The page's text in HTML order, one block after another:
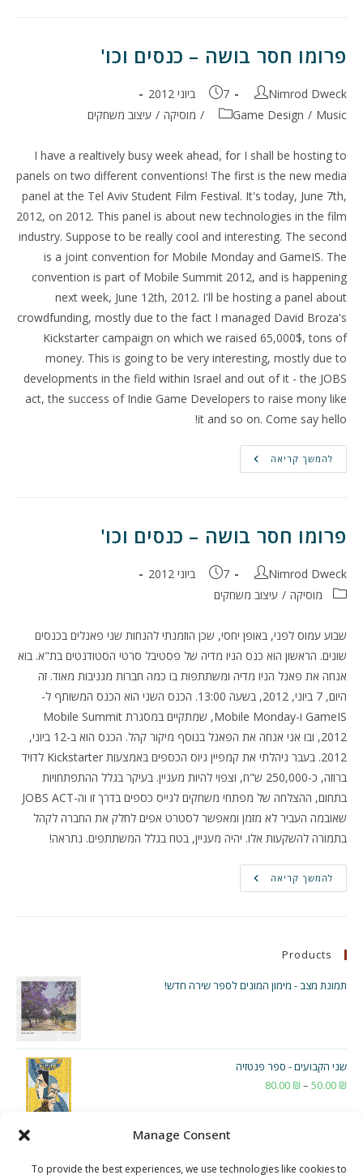
Manage Consent
To provide the best experiences, we use technologies like cookies to
רשמים
פרומו חסר בושה – כנסים וכו'
מחבר:
Nimrod Dweck פורסם:
7 ביוני 2012
קטגוריה: Game Design / Music
/ מוסיקה / עיצוב משחקים
I have a realtively busy week ahead, for I shall be hosting to
panels on two different conventions! The first is the new media
panel at the Tel Aviv Student Film Festival. It's today, June 7th,
2012, on 2012. This panel is about new technologies in the film
industry. Suppose to be really cool and interesting. The second
is a joint convention for Mobile Monday and GameIS. The
convention is part of Mobile Summit 2012, and is happening
next week, June 12th, 2012. I'll be hosting a panel about
crowdfunding, mostly due to the fact I managed David Broza's
Kickstarter campaign on which we raised 65,000$, tons of
money. This is going to be very interesting, mostly due to
developments in the field within Israel and out of it - the JOBS
act, the success of Indie Game Developers to raise mony like
it and so on. Come say hello!
להמשך קריאה פרומו
חסר
פרומו חסר בושה – כנסים וכו'
מחבר:
Nimrod Dweck פורסם:
7 ביוני 2012
קטגוריה:מוסיקה / עיצוב משחקים
שבוע עמוס לפני, באופן יחסי, שכן הוזמנתי להנחות שני פאנלים בכנסים
שונים. הראשון הוא כנס הניו מדיה של פסטיבל סרטי הסטודנטים בת"א. בוא
אנחה את פאנל הניו מדיה ומשתתפות בו כמה חברות מגניבות מאוד. זה
היום, 7 ביוני, 2012, בשעה 13:00. הכנס השני הוא הכנס המשותף ל-
GameIS ו-Mobile Monday, שמתקיים במסגרת Mobile Summit
2012, ובו אני אנחה את הפאנל בנוסף מיקור קהל. הכנס הוא ב-12 ביוני,
2012. בעבר ניהלתי את קמפיין גיוס הכספים באמצעות Kickstarter לדויד
ברוזה, כ-250,000 ש"ח, וצפוי להיות מעניין. בעיקר בגלל ההתפתחויות
בתחום, ההצלחה של מפתחי משחקים לגייס כספים בדרך זו וה-JOBS ACT
שאובמה העביר לא מזמן ומאפשר לסטרט אפים לחלק את החברה לקהל
בתמורה להשקעות אלו. יהיה מעניין, בטח בגלל המשתתפים. נתראה!
להמשך קריאה פרומו
חסר
Products
תמונת מצב - מימון המונים לספר שירה חדש!
שני הקבועים - ספר פנטזיה
50.00 ₪
–
80.00 ₪